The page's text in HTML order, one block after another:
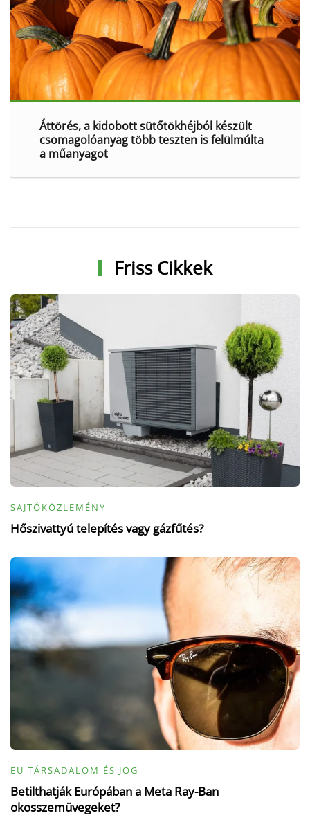
Áttörés, a kidobott sütőtökhéjból készült
csomagolóanyag több teszten is felülmúlta
a műanyagot
Friss Cikkek
SAJTÓKÖZLEMÉNY
Hőszivattyú telepítés vagy gázfűtés?
EU TÁRSADALOM ÉS JOG
Betilthatják Európában a Meta Ray-Ban
okosszemüvegeket?